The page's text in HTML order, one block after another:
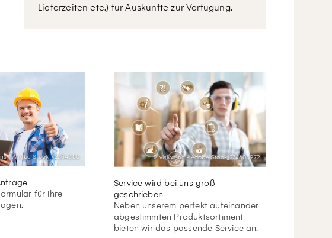
Lieferzeiten etc.) für Auskünfte zur Verfügung.
- Adobe Stock_72334350
für Ihre
© visivasnc - Adobe Stock_274605972
Service wird bei uns groß
geschrieben
Neben unserem perfekt aufeinander
abgestimmten Produktsortiment
bieten wir das passende Service an.